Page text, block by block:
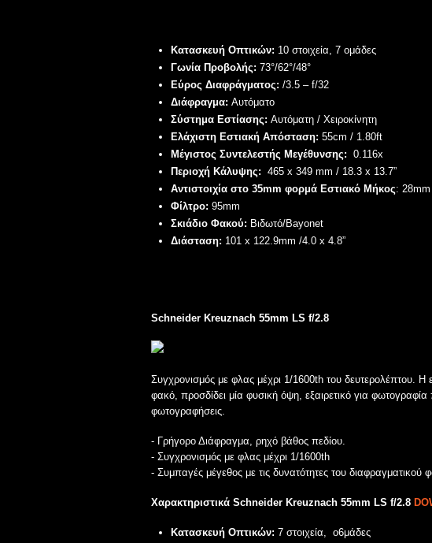
Κατασκευή Οπτικών: 10 στοιχεία, 7 ομάδες
Γωνία Προβολής: 73°/62°/48°
Εύρος Διαφράγματος: /3.5 – f/32
Διάφραγμα: Αυτόματο
Σύστημα Εστίασης: Αυτόματη / Χειροκίνητη
Ελάχιστη Εστιακή Απόσταση: 55cm / 1.80ft
Μέγιστος Συντελεστής Μεγέθυνσης: 0.116x
Περιοχή Κάλυψης: 465 x 349 mm / 18.3 x 13.7”
Αντιστοιχία στο 35mm φορμά Εστιακό Μήκος: 28mm
Φίλτρο: 95mm
Σκιάδιο Φακού: Βιδωτό/Bayonet
Διάσταση: 101 x 122.9mm /4.0 x 4.8”
Schneider Kreuznach 55mm LS f/2.8
Συγχρονισμός με φλας μέχρι 1/1600th του δευτερολέπτου.
φακό, προσδίδει μία φυσική όψη, εξαιρετικό για φωτογραφία
φωτογραφήσεις.
- Γρήγορο Διάφραγμα, ρηχό βάθος πεδίου.
- Συγχρονισμός με φλας μέχρι 1/1600th
- Συμπαγές μέγεθος με τις δυνατότητες του διαφραγματικού
Χαρακτηριστικά Schneider Kreuznach 55mm LS f/2.8
Κατασκευή Οπτικών: 7 στοιχεία, ο6μάδες